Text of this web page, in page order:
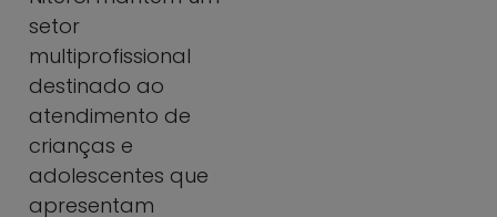
setor
multiprofissional
destinado ao
atendimento de
crianças e
adolescentes que
apresentam